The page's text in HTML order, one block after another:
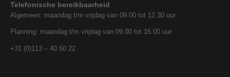
Telefonische bereikbaarheid
Algemeen: maandag t/m vrijdag van 09.00 tot 12.30 uur
Planning: maandag t/m vrijdag van 09.00 tot 16.00 uur
+31 (0)113 – 40 50 22